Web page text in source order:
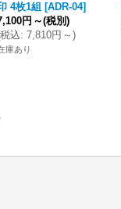
4枚1組 [ADR-04]
円 ～(税別)
税込: 7,810円 ～ )
庫あり